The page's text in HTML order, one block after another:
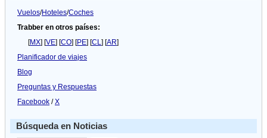
Vuelos/Hoteles/Coches
Trabber en otros países:
[MX] [VE] [CO] [PE] [CL] [AR]
Planificador de viajes
Blog
Preguntas y Respuestas
Facebook /X
Búsqueda en Noticias